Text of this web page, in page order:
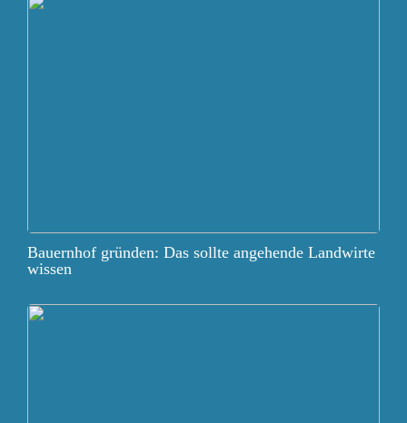
Bauernhof gründen: Das sollte angehende Landwirte
wissen